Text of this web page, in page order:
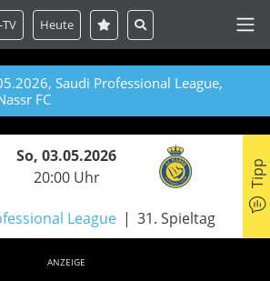
Heute
Saudi Professional League,
FC
So, 03.05.2026
20:00 Uhr
League 31. Spieltag
Tipp
ANZEIGE